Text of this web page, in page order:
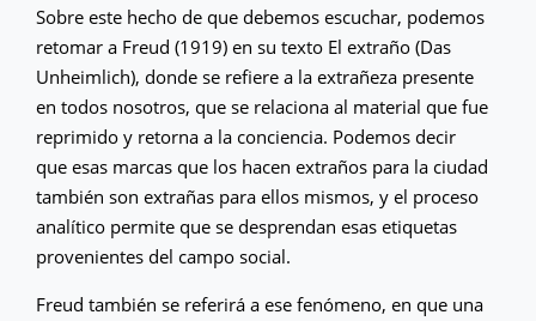
Sobre este hecho de que debemos escuchar, podemos
retomar a Freud (1919) en su texto El extraño (Das
Unheimlich), donde se refiere a la extrañeza presente
en todos nosotros, que se relaciona al material que fue
reprimido y retorna a la conciencia. Podemos decir
que esas marcas que los hacen extraños para la ciudad
también son extrañas para ellos mismos, y el proceso
analítico permite que se desprendan esas etiquetas
provenientes del campo social.
Freud también se referirá a ese fenómeno, en que una